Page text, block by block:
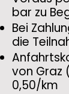
bar zu
Bei
die
von Graz
0,50/km